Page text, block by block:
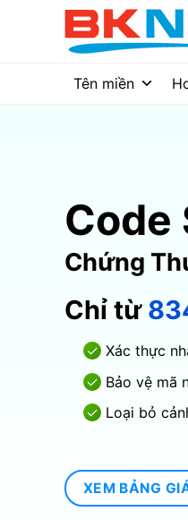
Tên miền
Code
Chứng
Chỉ từ
Xác thực
Bảo vệ mã
Loại bỏ
XEM BẢNG